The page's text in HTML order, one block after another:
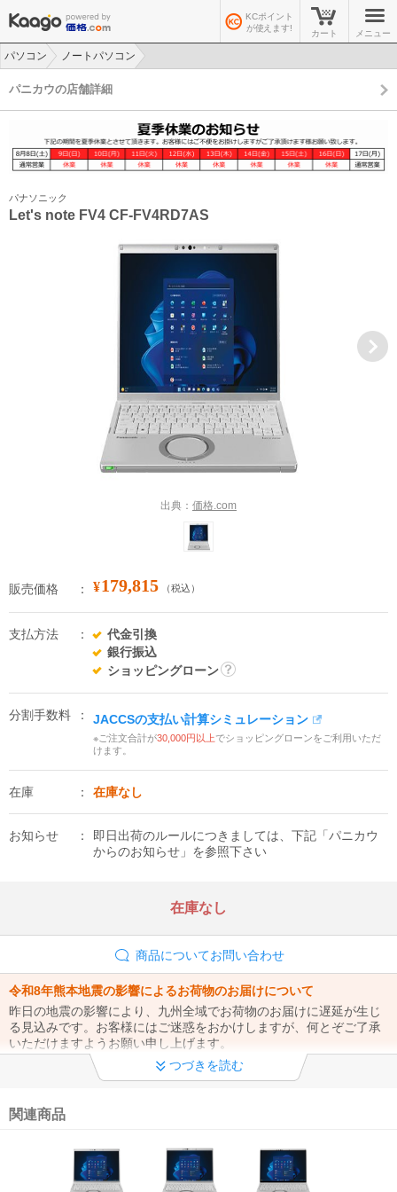
KCポイント
が使えます!
カート メニュー
パソコン
ノートパソコン
パニカウの店舗詳細
パナソニック
Let's note FV4 CF-FV4RD7AS
出典： 価格.com
販売価格 ¥179,815 （税込）
支払方法
代金引換
銀行振込
ショッピングローン
分割手数料
JACCSの支払い計算シミュレーション
※ご注文合計が30,000円以上でショッピングローンをご利用いただ
けます。
在庫 在庫なし
お知らせ
即日出荷のルールにつきましては、下記「パニカウ
からのお知らせ」を参照下さい
在庫なし
商品についてお問い合わせ
令和8年熊本地震の影響によるお荷物のお届けについて
昨日の地震の影響により、九州全域でお荷物のお届けに遅延が生じ
る見込みです。お客様にはご迷惑をおかけしますが、何とぞご了承
いただけますようお願い申し上げます。
夏季休業のお知らせ
ます。 休業期間中に頂いたご注文、お問合せにつきましては 休業期
インボイス制度への対応について
当店では、適格請求書として領収書の発行が可能です。詳細はリン
つづきを読む
関連商品